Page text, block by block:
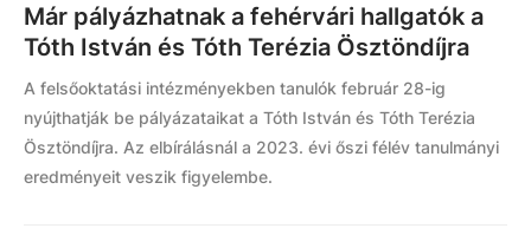
Már pályázhatnak a fehérvári hallgatók a
Tóth István és Tóth Terézia Ösztöndíjra
A felsőoktatási intézményekben tanulók február 28-ig
nyújthatják be pályázataikat a Tóth István és Tóth Terézia
Ösztöndíjra. Az elbírálásnál a 2023. évi őszi félév tanulmányi
eredményeit veszik figyelembe.